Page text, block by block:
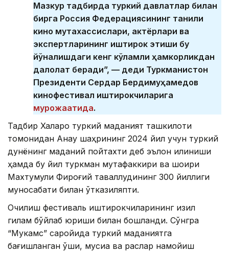
Мазкур тадбирда туркий давлатлар билан
бирга Россия Федерациясининг таниқли
кино мутахассислари, актёрлари ва
экспертларининг иштирок этиши бу
йўналишдаги кенг кўламли ҳамкорликдан
далолат беради”, — деди Туркманистон
Президенти Сердар Бердимуҳамедов
кинофестивал иштирокчиларига
мурожаатида.
Тадбир Халқаро туркий маданият ташкилоти
томонидан Анау шаҳрининг 2024 йил учун туркий
дунёнинг маданий пойтахти деб эълон қилиниши
ҳамда бу йил туркман мутафаккири ва шоири
Махтумқули Фироғий таваллудининг 300 йиллиги
муносабати билан ўтказиляпти.
Очилиш фестиваль иштирокчиларининг қизил
гилам бўйлаб юриши билан бошланди. Сўнгра
“Мукамс” саройида туркий маданиятга
бағишланган қўшиқ, мусиқа ва рақслар намойиш